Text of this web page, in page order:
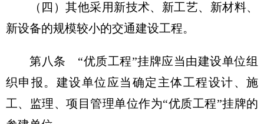
（四）其他采用新技术、新工艺、新材料、
新设备的规模较小的交通建设工程。
第八条 “优质工程”挂牌应当由建设单位组
织申报。建设单位应当确定主体工程设计、施
工、监理、项目管理单位作为“优质工程”挂牌的